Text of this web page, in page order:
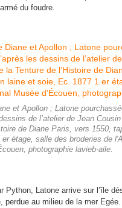
du foudre.
et Apollon ; Latone
de l’atelier de Jean
de Diane Paris, vers 1550,
étage, salle des broderies de
photographie lavieb-aile.
Python, Latone arrive sur l’île
perdue au milieu de la mer